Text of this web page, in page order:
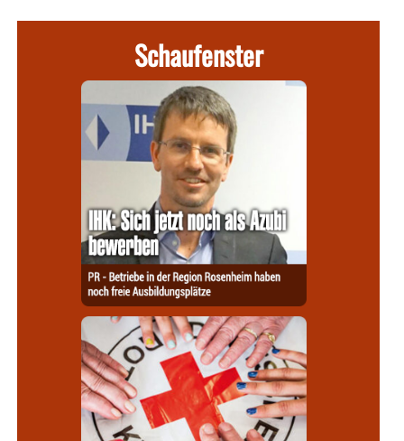
Schaufenster